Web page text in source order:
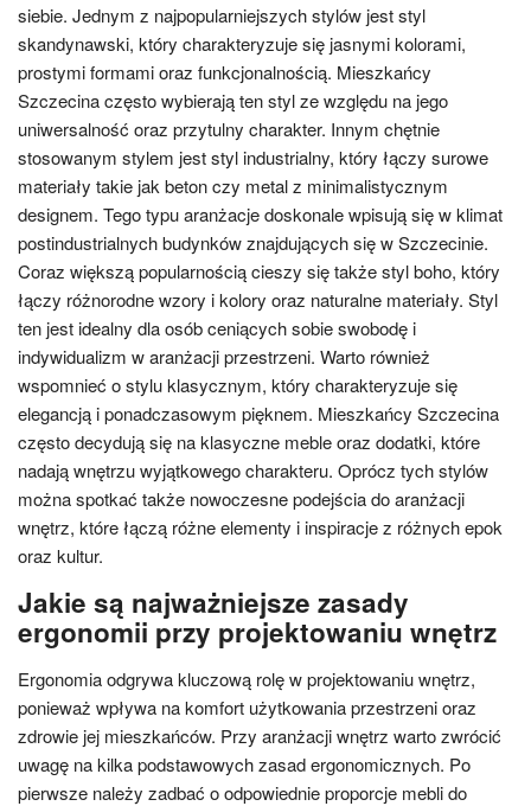
siebie. Jednym z najpopularniejszych stylów jest styl
skandynawski, który charakteryzuje się jasnymi kolorami,
prostymi formami oraz funkcjonalnością. Mieszkańcy
Szczecina często wybierają ten styl ze względu na jego
uniwersalność oraz przytulny charakter. Innym chętnie
stosowanym stylem jest styl industrialny, który łączy surowe
materiały takie jak beton czy metal z minimalistycznym
designem. Tego typu aranżacje doskonale wpisują się w klimat
postindustrialnych budynków znajdujących się w Szczecinie.
Coraz większą popularnością cieszy się także styl boho, który
łączy różnorodne wzory i kolory oraz naturalne materiały. Styl
ten jest idealny dla osób ceniących sobie swobodę i
indywidualizm w aranżacji przestrzeni. Warto również
wspomnieć o stylu klasycznym, który charakteryzuje się
elegancją i ponadczasowym pięknem. Mieszkańcy Szczecina
często decydują się na klasyczne meble oraz dodatki, które
nadają wnętrzu wyjątkowego charakteru. Oprócz tych stylów
można spotkać także nowoczesne podejścia do aranżacji
wnętrz, które łączą różne elementy i inspiracje z różnych epok
oraz kultur.
Jakie są najważniejsze zasady
ergonomii przy projektowaniu wnętrz
Ergonomia odgrywa kluczową rolę w projektowaniu wnętrz,
ponieważ wpływa na komfort użytkowania przestrzeni oraz
zdrowie jej mieszkańców. Przy aranżacji wnętrz warto zwrócić
uwagę na kilka podstawowych zasad ergonomicznych. Po
pierwsze należy zadbać o odpowiednie proporcje mebli do